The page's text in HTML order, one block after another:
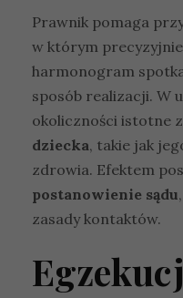
Prawnik pomaga
w którym
harmonogram
sposób realizacji. W
okoliczności istotne
dziecka, takie jak
zdrowia. Efektem
postanowienie sądu
zasady kontaktów.